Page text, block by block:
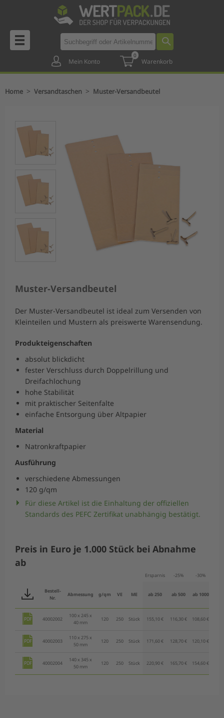
Mein Konto
0
Warenkorb
Home > Versandtaschen > Muster-Versandbeutel
Muster-Versandbeutel
Der Muster-Versandbeutel ist ideal zum Versenden von
Kleinteilen und Mustern als preiswerte Warensendung.
Produkteigenschaften
absolut blickdicht
fester Verschluss durch Doppelrillung und
Dreifachlochung
hohe Stabilität
mit praktischer Seitenfalte
einfache Entsorgung über Altpapier
Material
Natronkraftpapier
Ausführung
verschiedene Abmessungen
120 g/qm
Für diese Artikel ist die Einhaltung der offiziellen
Standards des PEFC Zertifikat unabhängig bestätigt.
Preis in Euro je 1.000 Stück bei Abnahme
ab
Ersparnis -25% -30%
Bestell-
Nr.
Abmessung g/qm VE ME ab 250 ab 500 ab 1000
40002002
100 x 245 x
40 mm
120 250 Stück 155,10 € 116,30 € 108,60 €
40002003
110 x 275 x
50 mm
120 250 Stück 171,60 € 128,70 € 120,10 €
40002004
140 x 345 x
50 mm
120 250 Stück 220,90 € 165,70 € 154,60 €